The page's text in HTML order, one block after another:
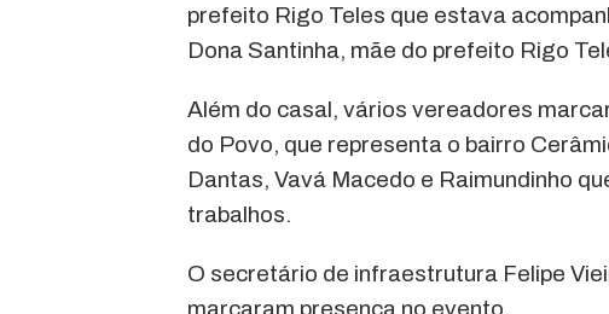
prefeito Rigo Teles que estava
Dona Santinha, mãe do prefeito Rigo
Além do casal, vários vereadores
do Povo, que representa o bairro
Dantas, Vavá Macedo e Raimundinho
trabalhos.
O secretário de infraestrutura Felipe
marcaram presença no evento.